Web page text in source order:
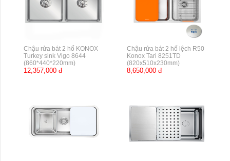
Chậu rửa bát 2 hố KONOX
Turkey sink Vigo 8644
(860*440*220mm)
12,357,000 đ
Chậu rửa bát 2 hố lệch R50
Konox Tari 8251TD
(820x510x230mm)
8,650,000 đ